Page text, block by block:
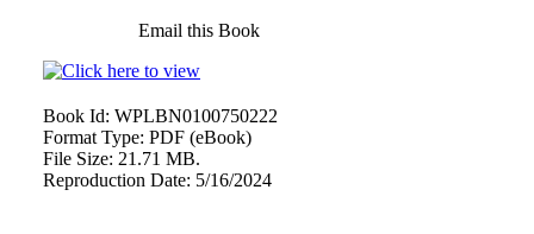
Email this Book
Book Id: WPLBN0100750222
Format Type: PDF (eBook)
File Size: 21.71 MB.
Reproduction Date: 5/16/2024